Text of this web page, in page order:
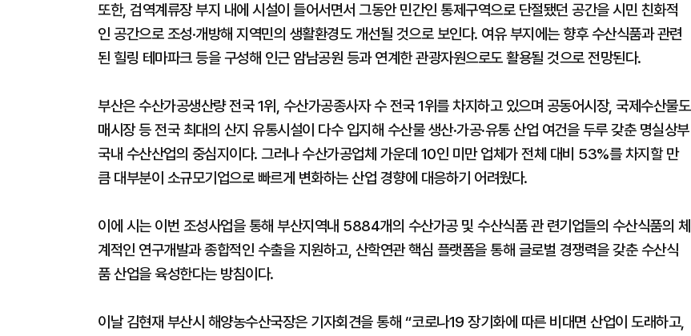
또한, 검역계류장 부지 내에 시설이 들어서면서 그동안 민간인 통제구역으로 단절됐던 공간을 시민 친화적
인 공간으로 조성·개방해 지역민의 생활환경도 개선될 것으로 보인다. 여유 부지에는 향후 수산식품과 관련
된 힐링 테마파크 등을 구성해 인근 암남공원 등과 연계한 관광자원으로도 활용될 것으로 전망된다.
부산은 수산가공생산량 전국 1위, 수산가공종사자 수 전국 1위를 차지하고 있으며 공동어시장, 국제수산물도
매시장 등 전국 최대의 산지 유통시설이 다수 입지해 수산물 생산·가공·유통 산업 여건을 두루 갖춘 명실상부
국내 수산산업의 중심지이다. 그러나 수산가공업체 가운데 10인 미만 업체가 전체 대비 53%를 차지할 만
큼 대부분이 소규모기업으로 빠르게 변화하는 산업 경향에 대응하기 어려웠다.
이에 시는 이번 조성사업을 통해 부산지역내 5884개의 수산가공 및 수산식품 관 련기업들의 수산식품의 체
계적인 연구개발과 종합적인 수출을 지원하고, 산학연관 핵심 플랫폼을 통해 글로벌 경쟁력을 갖춘 수산식
품 산업을 육성한다는 방침이다.
이날 김현재 부산시 해양농수산국장은 기자회견을 통해 “코로나19 장기화에 따른 비대면 산업이 도래하고,